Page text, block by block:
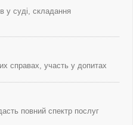
у суді, складання
справах, участь у допитах
повний спектр послуг